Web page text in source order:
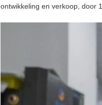
ontwikkeling en verkoop, door